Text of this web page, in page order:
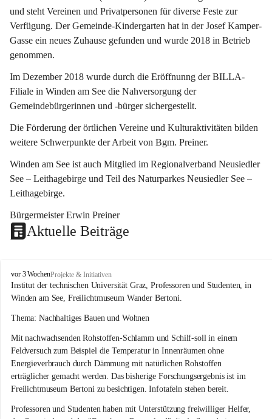
und steht Vereinen und Privatpersonen für diverse Feste zur
Verfügung. Der Gemeinde-Kindergarten hat in der Josef Kamper-
Gasse ein neues Zuhause gefunden und wurde 2018 in Betrieb
genommen.
Im Dezember 2018 wurde durch die Eröffnunng der BILLA-
Filiale in Winden am See die Nahversorgung der
Gemeindebürgerinnen und -bürger sichergestellt.
Die Förderung der örtlichen Vereine und Kulturaktivitäten bilden
weitere Schwerpunkte der Arbeit von Bgm. Preiner.
Winden am See ist auch Mitglied im Regionalverband Neusiedler
See – Leithagebirge und Teil des Naturparkes Neusiedler See –
Leithagebirge.
Bürgermeister Erwin Preiner
Aktuelle Beiträge
W
i
n
e
a
m
S
e
e
vor 3 WochenProjekte & Initiativen
Institut der technischen Universität Graz, Professoren und Studenten, in
Winden am See, Freilichtmuseum Wander Bertoni.
Thema: Nachhaltiges Bauen und Wohnen
Mit nachwachsenden Rohstoffen-Schlamm und Schilf-soll in einem
Feldversuch zum Beispiel die Temperatur in Innenräumen ohne
Energieverbrauch durch Dämmung mit natürlichen Rohstoffen
erträglicher gemacht werden. Das bisherige Forschungsergebnis ist im
Freilichtmuseum Bertoni zu besichtigen. Infotafeln stehen bereit.
Professoren und Studenten haben mit Unterstützung freiwilliger Helfer,